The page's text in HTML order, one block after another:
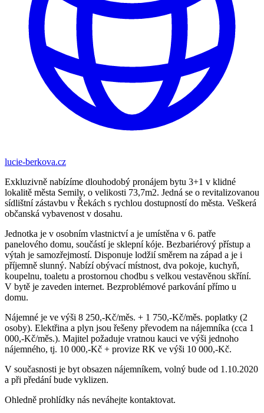
lucie-berkova.cz
Exkluzivně nabízíme dlouhodobý pronájem bytu 3+1 v klidné
lokalitě města Semily, o velikosti 73,7m2. Jedná se o revitalizovanou
sídlištní zástavbu v Řekách s rychlou dostupností do města. Veškerá
občanská vybavenost v dosahu.
Jednotka je v osobním vlastnictví a je umístěna v 6. patře
panelového domu, součástí je sklepní kóje. Bezbariérový přístup a
výtah je samozřejmostí. Disponuje lodžií směrem na západ a je i
příjemně slunný. Nabízí obývací místnost, dva pokoje, kuchyň,
koupelnu, toaletu a prostornou chodbu s velkou vestavěnou skříní.
V bytě je zaveden internet. Bezproblémové parkování přímo u
domu.
Nájemné je ve výši 8 250,-Kč/měs. + 1 750,-Kč/měs. poplatky (2
osoby). Elektřina a plyn jsou řešeny převodem na nájemníka (cca 1
000,-Kč/měs.). Majitel požaduje vratnou kauci ve výši jednoho
nájemného, tj. 10 000,-Kč + provize RK ve výši 10 000,-Kč.
V současnosti je byt obsazen nájemníkem, volný bude od 1.10.2020
a při předání bude vyklizen.
Ohledně prohlídky nás neváhejte kontaktovat.